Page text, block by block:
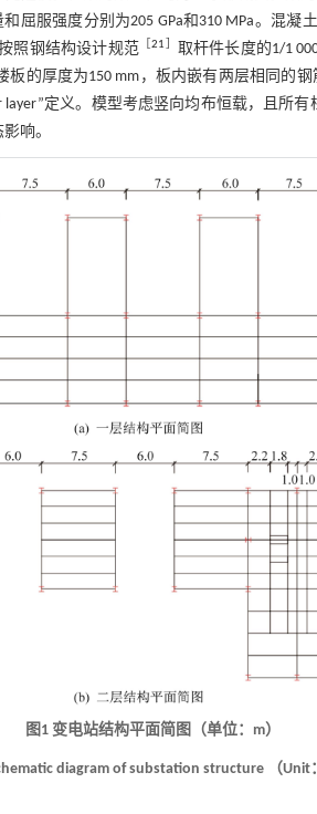
屈服强度分别为205 GPa和310 MPa。混凝
照钢结构设计规范 ［21
取杆件长度的1/1
的厚度为150 mm，板内嵌有两层相同的
定义。模型考虑竖向均布恒载，且所
响。
图1 变电站结构平面简图（单位：m）
diagram of substation structure （Unit